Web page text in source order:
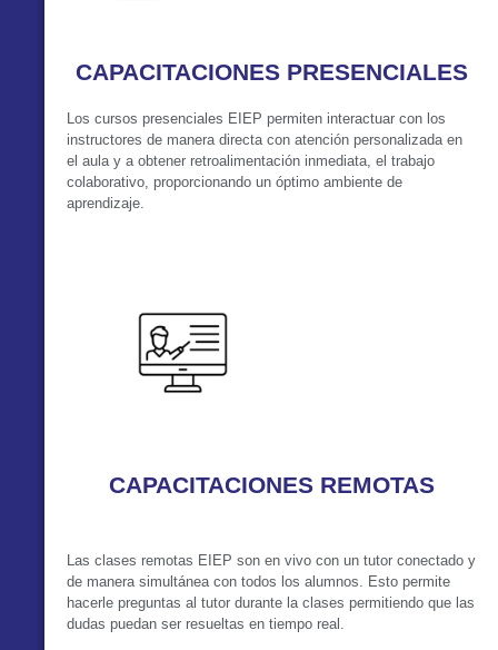
CAPACITACIONES PRESENCIALES
Los cursos presenciales EIEP permiten interactuar con los
instructores de manera directa con atención personalizada en
el aula y a obtener retroalimentación inmediata, el trabajo
colaborativo, proporcionando un óptimo ambiente de
aprendizaje.
CAPACITACIONES REMOTAS
Las clases remotas EIEP son en vivo con un tutor conectado y
de manera simultánea con todos los alumnos. Esto permite
hacerle preguntas al tutor durante la clases permitiendo que las
dudas puedan ser resueltas en tiempo real.